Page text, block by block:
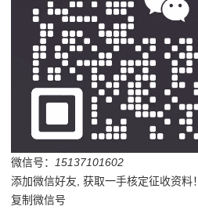
微信号：
15137101602
添加微信好友, 获取一手核定征收资料！
复制微信号